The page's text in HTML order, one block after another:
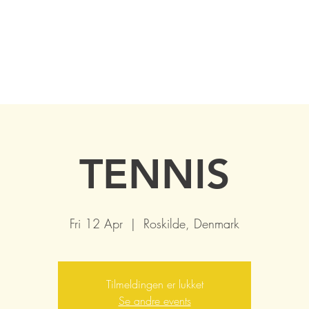
TENNIS
Fri 12 Apr
  |
Roskilde, Denmark
Tilmeldingen er lukket
Se andre events